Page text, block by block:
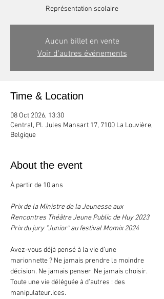
Représentation scolaire
Aucun billet en vente
Voir d'autres événements
Time & Location
08 Oct 2026, 13:30
Central, Pl. Jules Mansart 17, 7100 La Louvière,
Belgique
About the event
À partir de 10 ans
Prix de la Ministre de la Jeunesse aux
Rencontres Théâtre Jeune Public de Huy 2023
Prix du jury "Junior" au festival Momix 2024
Avez-vous déjà pensé à la vie d’une
marionnette ? Ne jamais prendre la moindre
décision. Ne jamais penser. Ne jamais choisir.
Toute une vie déléguée à d’autres : des
manipulateur.ices.